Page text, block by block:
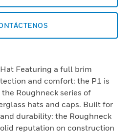
Featuring a full brim
and comfort: the P1 is
Roughneck series of
hats and caps. Built for
durability: the Roughneck
reputation on construction